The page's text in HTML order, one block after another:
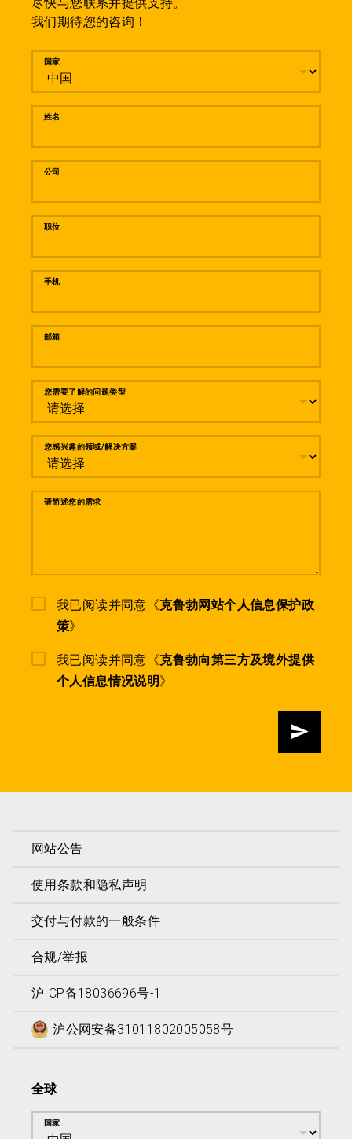
我们期待您的咨询！
留言
国家
姓名
公司
职位
手机
邮箱
您需要了解的问题类型
您感兴趣的领域/解决方案
请简述您的需求
我已阅读并同意《克鲁勃网站个人信息保护政
策》
我已阅读并同意《克鲁勃向第三方及境外提供
个人信息情况说明》
发送
网站公告
使用条款和隐私声明
交付与付款的一般条件
合规/举报
沪ICP备18036696号-1
沪公网安备31011802005058号
全球
国家